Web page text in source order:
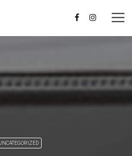
UNCATEGORIZED